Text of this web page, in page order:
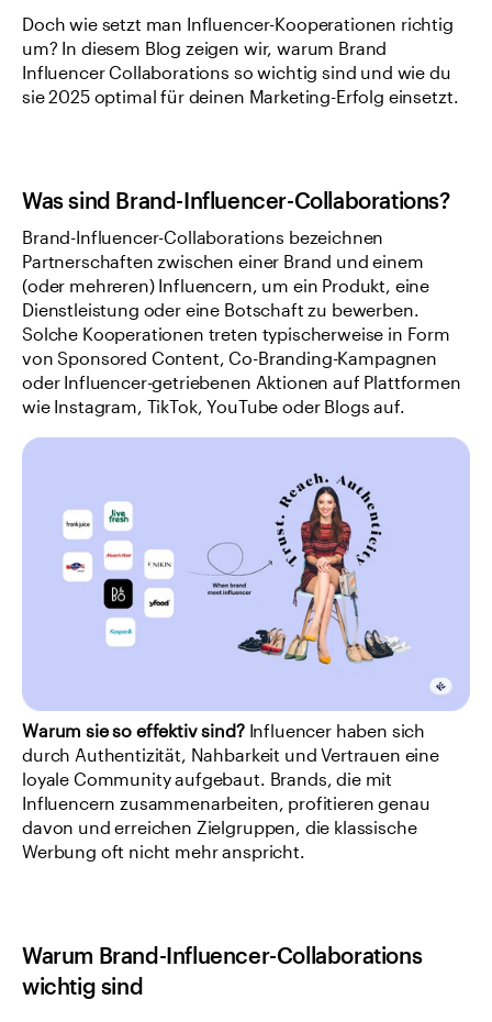
Doch wie setzt man Influencer-Kooperationen richtig
um? In diesem Blog zeigen wir, warum Brand
Influencer Collaborations so wichtig sind und wie du
sie 2025 optimal für deinen Marketing-Erfolg einsetzt.
Was sind Brand-Influencer-Collaborations?
Brand-Influencer-Collaborations bezeichnen
Partnerschaften zwischen einer Brand und einem
(oder mehreren) Influencern, um ein Produkt, eine
Dienstleistung oder eine Botschaft zu bewerben.
Solche Kooperationen treten typischerweise in Form
von Sponsored Content, Co-Branding-Kampagnen
oder Influencer-getriebenen Aktionen auf Plattformen
wie Instagram, TikTok, YouTube oder Blogs auf.
Warum sie so effektiv sind? Influencer haben sich
durch Authentizität, Nahbarkeit und Vertrauen eine
loyale Community aufgebaut. Brands, die mit
Influencern zusammenarbeiten, profitieren genau
davon und erreichen Zielgruppen, die klassische
Werbung oft nicht mehr anspricht.
Warum Brand-Influencer-Collaborations
wichtig sind